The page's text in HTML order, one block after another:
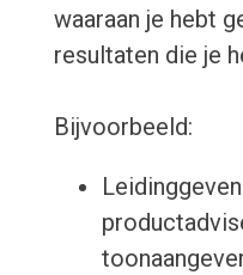
waaraan je hebt
resultaten die je
Bijvoorbeeld: